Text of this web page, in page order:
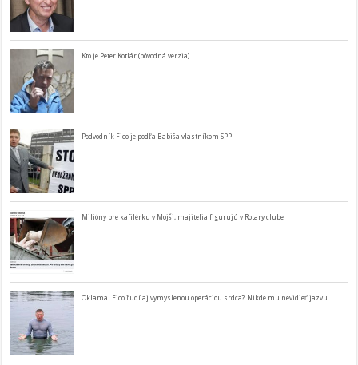
Kto je Peter Kotlár (pôvodná verzia)
Podvodník Fico je podľa Babiša vlastníkom SPP
Milióny pre kafilérku v Mojši, majitelia figurujú v Rotary clube
Oklamal Fico ľudí aj vymyslenou operáciou srdca? Nikde mu nevidieť jazvu…